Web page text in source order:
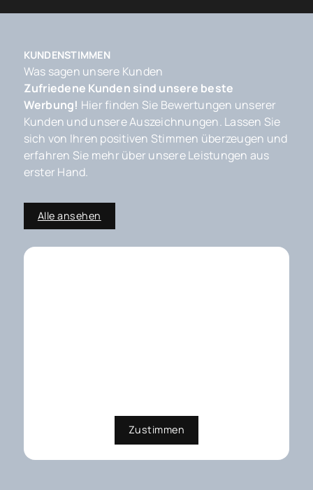
KUNDENSTIMMEN
Was sagen unsere Kunden
Zufriedene Kunden sind unsere beste
Werbung! Hier finden Sie Bewertungen unserer
Kunden und unsere Auszeichnungen. Lassen Sie
sich von Ihren positiven Stimmen überzeugen und
erfahren Sie mehr über unsere Leistungen aus
erster Hand.
Alle ansehen
Zustimmen